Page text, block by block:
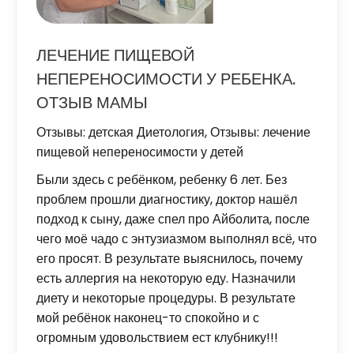
ЛЕЧЕНИЕ ПИЩЕВОЙ
НЕПЕРЕНОСИМОСТИ У РЕБЕНКА.
ОТЗЫВ МАМЫ
Отзывы: детская Диетология,Отзывы: лечение
пищевой непереносимости у детей
Были здесь с ребёнком, ребенку 6 лет. Без
проблем прошли диагностику, доктор нашёл
подход к сыну, даже спел про Айболита, после
чего моё чадо с энтузиазмом выполнял всё, что
его просят. В результате выяснилось, почему
есть аллергия на некоторую еду. Назначили
диету и некоторые процедуры. В результате
мой ребёнок наконец-то спокойно и с
огромным удовольствием ест клубнику!!!